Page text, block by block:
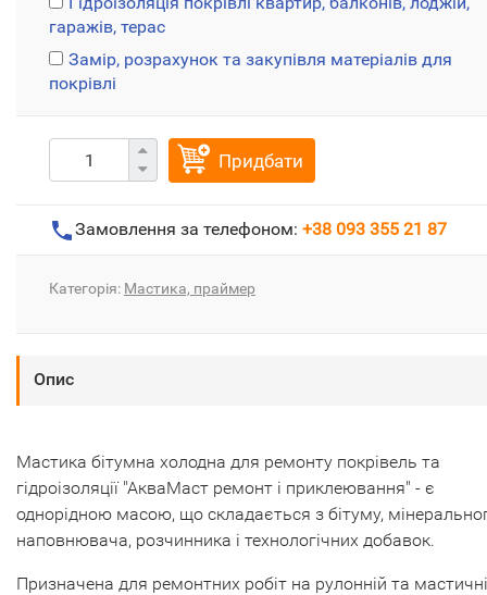
гаражів, терас
Замір, розрахунок та закупівля матеріалів для
покрівлі
Придбати
Замовлення за телефоном: +38 093 355 21 87
Категорія: Мастика, праймер
Опис
Мастика бітумна холодна для ремонту покрівель та
гідроізоляції "АкваМаст ремонт і приклеювання" - є
однорідною масою, що складається з бітуму,
наповнювача, розчинника і технологічних добавок.
Призначена для ремонтних робіт на рулонній та